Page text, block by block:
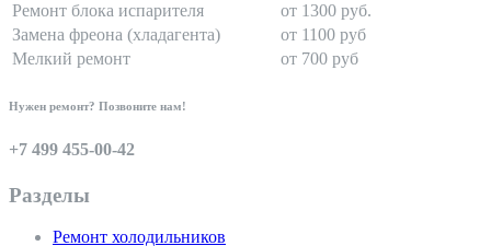
Ремонт блока испарителя
от 1300 руб.
Замена фреона (хладагента)
от 1100 руб
Мелкий ремонт
от 700 руб
Нужен ремонт? Позвоните нам!
+7 499 455-00-42
Разделы
Ремонт холодильников